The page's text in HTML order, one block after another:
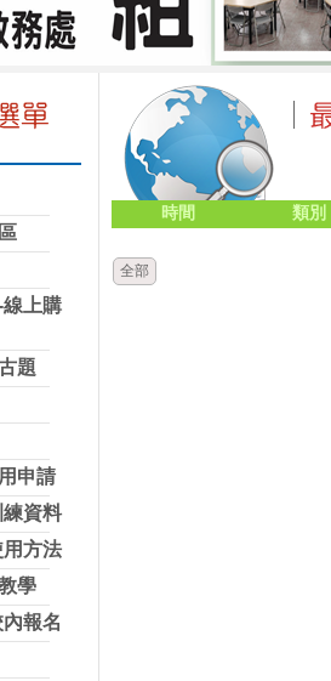
上購
題
申請
資料
方法
學
報名
時間 類別
全部